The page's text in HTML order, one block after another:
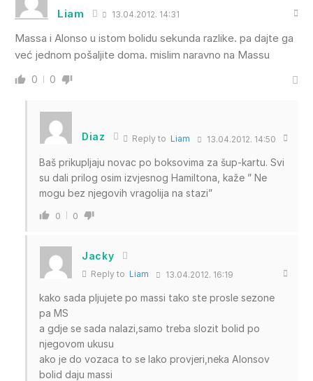
Liam 13.04.2012. 14:31
Massa i Alonso u istom bolidu sekunda razlike. pa dajte ga
već jednom pošaljite doma. mislim naravno na Massu
0 0
Diaz Reply to Liam 13.04.2012. 14:50
Baš prikupljaju novac po boksovima za šup-kartu. Svi
su dali prilog osim izvjesnog Hamiltona, kaže ” Ne
mogu bez njegovih vragolija na stazi”
0 0
Jacky
Reply to Liam 13.04.2012. 16:19
kako sada pljujete po massi tako ste prosle sezone
pa MS
a gdje se sada nalazi,samo treba slozit bolid po
njegovom ukusu
ako je do vozaca to se lako provjeri,neka Alonsov
bolid daju massi